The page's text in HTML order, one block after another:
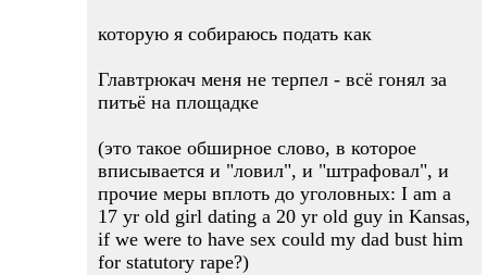
которую я собираюсь подать как
Главтрюкач меня не терпел - всё гонял за
питьё на площадке
(это такое обширное слово, в которое
вписывается и "ловил", и "штрафовал", и
прочие меры вплоть до уголовных: I am a
17 yr old girl dating a 20 yr old guy in Kansas,
if we were to have sex could my dad bust him
for statutory rape?)